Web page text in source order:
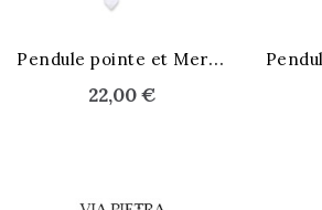
P
endule pointe et Merkaba
22,00 €